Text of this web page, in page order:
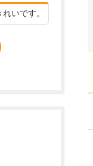
いです。